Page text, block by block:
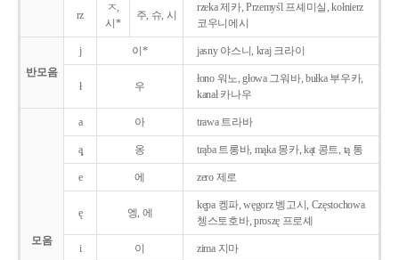
rz
ㅈ,
시*
주, 슈, 시
rzeka 제카, Przemyśl 프셰미실, kołnierz
코우니에시
반모음
j 이* jasny 야스니, kraj 크라이
ł 우
łono 워노, głowa 그워바, bułka 부우카,
kanał 카나우
모음
a 아 trawa 트라바
ą̨ 옹 trąba 트롱바, mąka 몽카, kąt 콩트, tą 통
e 에 zero 제로
ę 엥, 에
kępa 켕파, węgorz 벵고시, Częstochowa
쳉스토호바, proszę 프로셰
i 이 zima 지마